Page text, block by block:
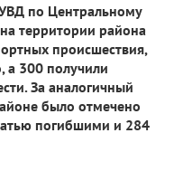
по Центральному
территории района
происшествия,
а 300 получили
За аналогичный
было отмечено
погибшими и 284